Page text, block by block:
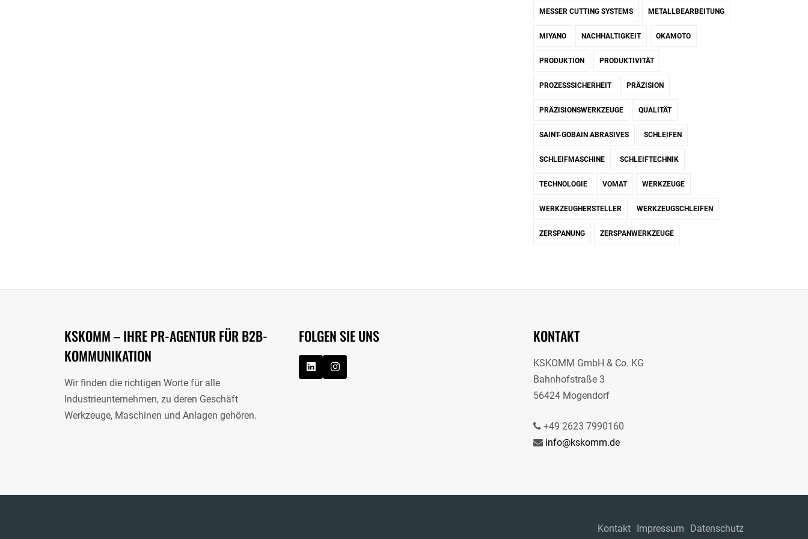
MESSER CUTTING SYSTEMS METALLBEARBEITUNG
MIYANO NACHHALTIGKEIT OKAMOTO
PRODUKTION PRODUKTIVITÄT
PROZESSSICHERHEIT PRÄZISION
PRÄZISIONSWERKZEUGE QUALITÄT
SAINT-GOBAIN ABRASIVES SCHLEIFEN
SCHLEIFMASCHINE SCHLEIFTECHNIK
TECHNOLOGIE VOMAT WERKZEUGE
WERKZEUGHERSTELLER WERKZEUGSCHLEIFEN
ZERSPANUNG ZERSPANWERKZEUGE
KSKOMM – IHRE PR-AGENTUR FÜR B2B-
KOMMUNIKATION
Wir finden die richtigen Worte für alle
Industrieunternehmen, zu deren Geschäft
Werkzeuge, Maschinen und Anlagen gehören.
FOLGEN SIE UNS KONTAKT
KSKOMM GmbH & Co. KG
Bahnhofstraße 3
56424 Mogendorf
+49 2623 7990160
info@kskomm.de
Kontakt Impressum Datenschutz